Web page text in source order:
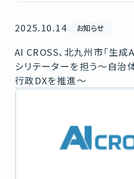
2025.10.14 お知らせ
AI CROSS、北九州市「生成
シリテーターを担う～自
行政DXを推進～